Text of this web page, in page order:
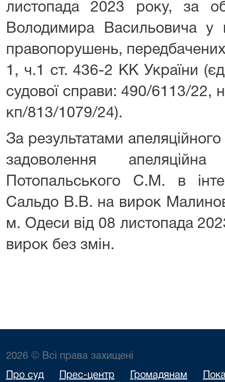
листопада 2023 року, за
Володимира Васильовича у
правопорушень,
1, ч.1 ст. 436-2 КК України
судової справи: 490/6113/22,
кп/813/1079/24).
За результатами
задоволення
Потопальського С.М. в
Сальдо В.В. на вирок
м. Одеси від 08 листопада
вирок без змін.
2026 © Всі права захищені
Про суд Прес-центр Громадянам